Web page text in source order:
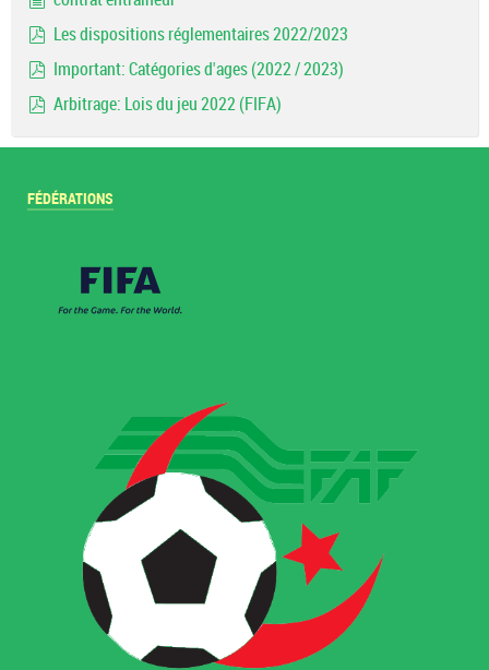
Les dispositions réglementaires 2022/2023
Important: Catégories d'ages (2022 / 2023)
Arbitrage: Lois du jeu 2022 (FIFA)
FÉDÉRATIONS